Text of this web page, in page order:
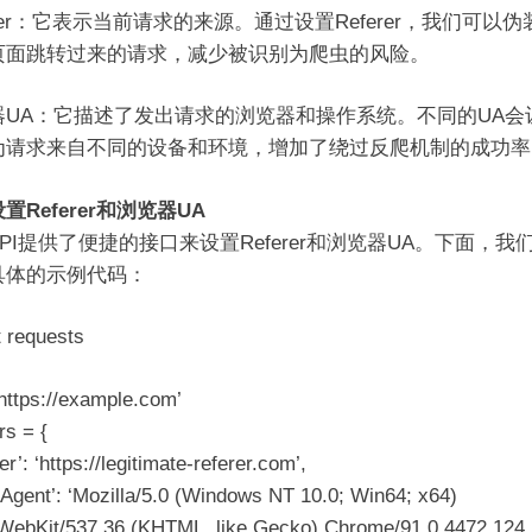
：它表示当前请求的来源。通过设置Referer，我们可以伪
跳转过来的请求，减少被识别为爬虫的风险。
UA：它描述了发出请求的浏览器和操作系统。不同的UA会
请求来自不同的设备和环境，增加了绕过反爬机制的成功
置Referer和浏览器UA
提供了便捷的接口来设置Referer和浏览器UA。下面，我
的示例代码：
requests
example.com’
= {
‘https://legitimate-referer.com’,
‘Mozilla/5.0 (Windows NT 10.0; Win64; x64)